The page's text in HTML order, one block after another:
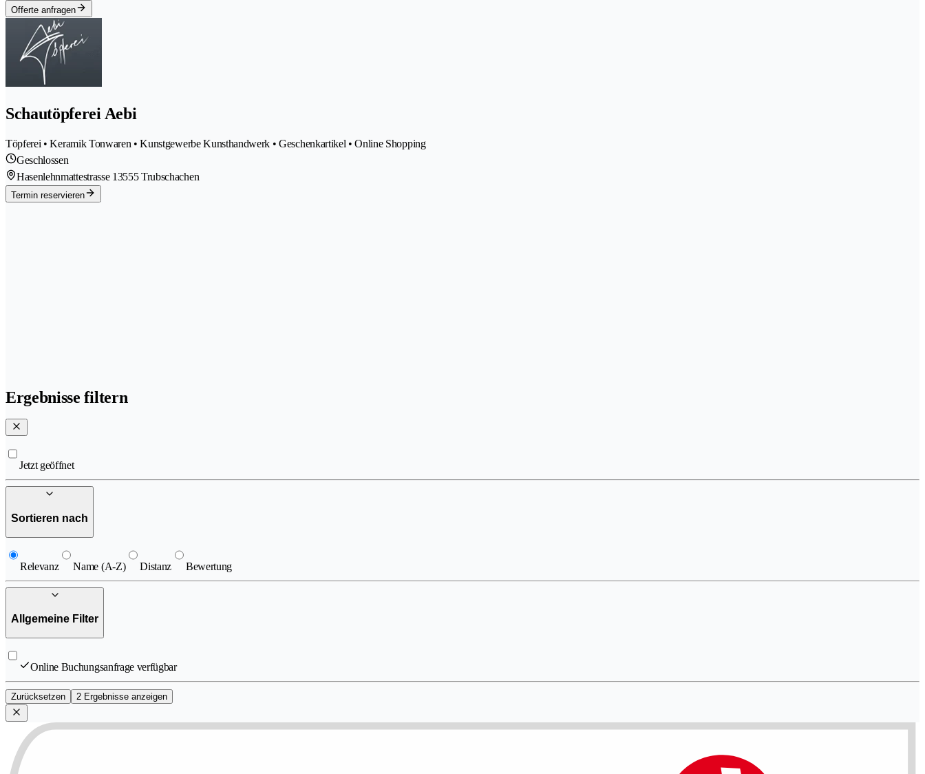
Offerte anfragen
Schautöpferei Aebi
Töpferei • Keramik Tonwaren • Kunstgewerbe Kunsthandwerk • Geschenkartikel • Online Shopping
Geschlossen
Hasenlehnmattestrasse 13555 Trubschachen
Termin reservieren
Ergebnisse filtern
Jetzt geöffnet
Sortieren nach
Relevanz Name (A-Z) Distanz Bewertung
Allgemeine Filter
Online Buchungsanfrage verfügbar
Zurücksetzen 2 Ergebnisse anzeigen